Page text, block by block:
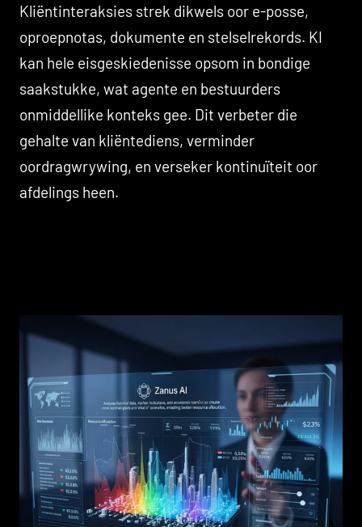
Kliëntinteraksies strek dikwels oor e-posse,
oproepnotas, dokumente en stelselrekords. KI
kan hele eisgeskiedenisse opsom in bondige
saakstukke, wat agente en bestuurders
onmiddellike konteks gee. Dit verbeter die
gehalte van kliëntediens, verminder
oordragwrywing, en verseker kontinuïteit oor
afdelings heen.